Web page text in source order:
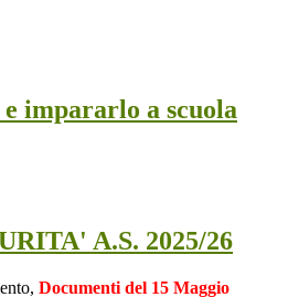
impararlo a scuola
A.S. 2025/26
Documenti del 15 Maggio